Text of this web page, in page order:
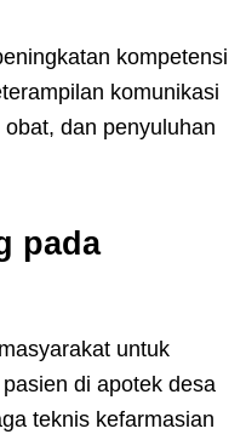
kompetensi
komunikasi
dan penyuluhan
pada
untuk
di apotek desa
teknis kefarmasian